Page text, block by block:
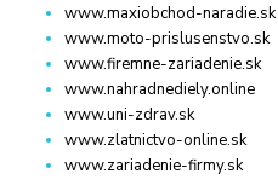
www.maxiobchod-naradie.sk
www.moto-prislusenstvo.sk
www.firemne-zariadenie.sk
www.nahradnediely.online
www.uni-zdrav.sk
www.zlatnictvo-online.sk
www.zariadenie-firmy.sk